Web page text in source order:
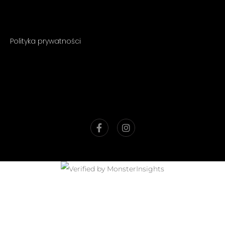
Polityka prywatności